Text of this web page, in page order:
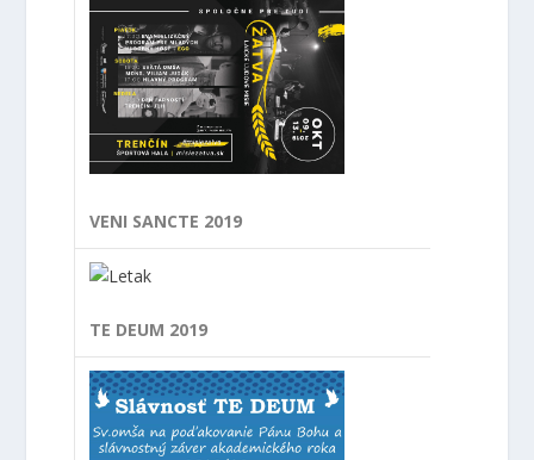
VENI SANCTE 2019
TE DEUM 2019